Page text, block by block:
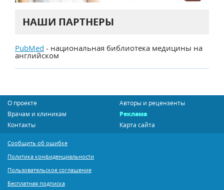
НАШИ ПАРТНЕРЫ
PubMed - национальная библиотека медицины на
английском
О проекте
Авторы и рецензенты
Врачам и клиникам
Реклама
Контакты
Карта сайта
Сообщить об ошибке
Политика конфиденциальности
Пользовательское соглашение
Бесплатная подписка